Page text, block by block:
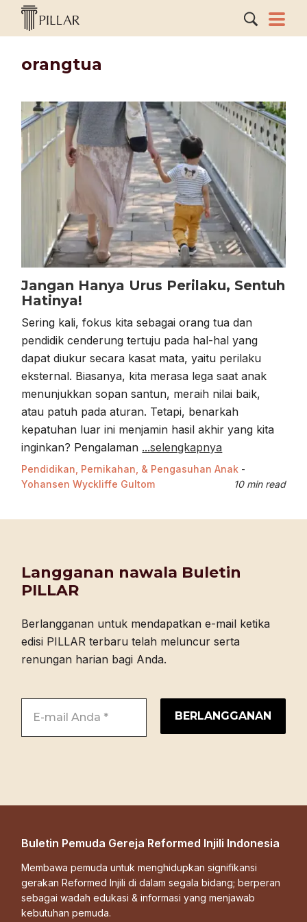
orangtua
Jangan Hanya Urus Perilaku, Sentuh
Hatinya!
Sering kali, fokus kita sebagai orang tua dan
pendidik cenderung tertuju pada hal-hal yang
dapat diukur secara kasat mata, yaitu perilaku
eksternal. Biasanya, kita merasa lega saat anak
menunjukkan sopan santun, meraih nilai baik,
atau patuh pada aturan. Tetapi, benarkah
kepatuhan luar ini menjamin hasil akhir yang kita
inginkan? Pengalaman ...selengkapnya
Pendidikan, Pernikahan, & Pengasuhan Anak -
Yohansen Wyckliffe Gultom
10 min read
Langganan nawala Buletin
PILLAR
Berlangganan untuk mendapatkan e-mail ketika
edisi PILLAR terbaru telah meluncur serta
renungan harian bagi Anda.
Buletin Pemuda Gereja Reformed Injili Indonesia
Membawa pemuda untuk menghidupkan signifikansi
gerakan Reformed Injili di dalam segala bidang; berperan
sebagai wadah edukasi & informasi yang menjawab
kebutuhan pemuda.